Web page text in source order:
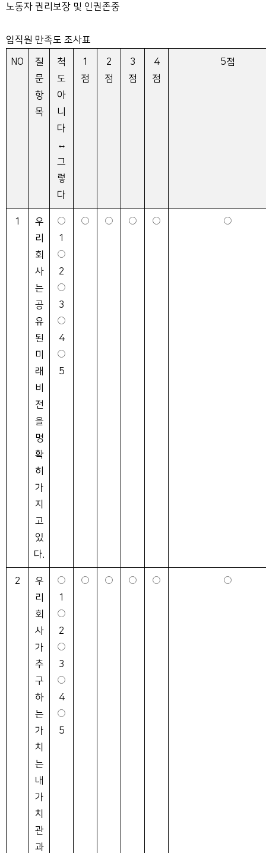
노동자 권리보장 및 인권존중
임직원 만족도 조사표
NO
질
문
항
목
척
도
아
니
다
↔
그
렇
다
1
점
2
점
3
점
4
점
5점
1
우
리
회
사
는
공
유
된
미
래
비
전
을
명
확
히
가
지
고
있
다.
1
2
3
4
5
2
우
리
회
사
가
추
구
하
는
가
치
는
내
가
치
관
과
1
2
3
4
5